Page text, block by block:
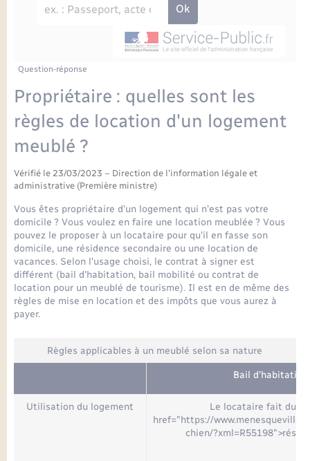
Projet nouveau groupe scolaire
Articles de presse
Avancement des travaux de l’école
Etat-civil - Papiers - Citoyenneté
Parrainage civil
Recensement
Loisirs
Numérique
Organisation d’événement
Sécurité - Prévention
Seniors
Transports
Transports scolaires
Voirie et espace public
Travaux - Autorisation d’occupation de l’espace
Comptes rendus de conseils
Délibérations du conseil municipal
Arrêtés municipaux
Budget
Actualités
Mariage/PACS – Naissance – Décès
Publications
Agenda
Commerces - Entreprises - Emploi
Plan interactif
La Communauté de communes
Formations - Offre d'emploi
INFOS COMMUNAUTE DE COMMUNE
Question-réponse
Propriétaire : quelles sont les
règles de location d'un logement
meublé ?
Vérifié le 23/03/2023 – Direction de l'information légale et
administrative (Première ministre)
Vous êtes propriétaire d'un logement qui n'est pas votre
domicile ? Vous voulez en faire une location meublée ? Vous
pouvez le proposer à un locataire pour qu'il en fasse son
domicile, une résidence secondaire ou une location de
vacances. Selon l'usage choisi, le contrat à signer est
différent (bail d'habitation, bail mobilité ou contrat de
location pour un meublé de tourisme). Il est en de même des
règles de mise en location et des impôts que vous aurez à
payer.
Règles applicables à un meublé selon sa nature
Bail d'habitation
Utilisation du logement
Le locataire fait du
href="https://
chien/